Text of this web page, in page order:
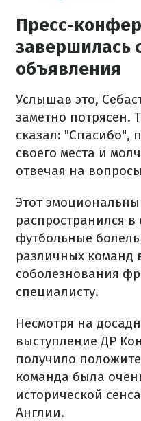
Пресс-
завершилась
объявления
Услышав это,
заметно потрясен.
сказал: "Спасибо",
своего места и
отвечая на
Этот
распространился в
футбольные
различных команд
соболезнования
специалисту.
Несмотря на
выступление ДР
получило
команда была
исторической
Англии.